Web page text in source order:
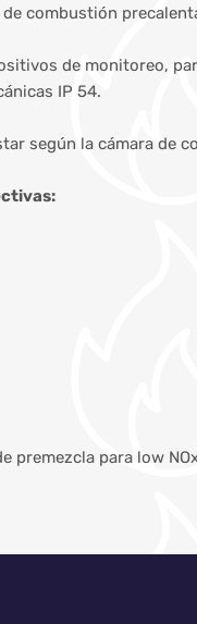
combustión
de monitoreo,
IP 54.
según la cámara de
premezcla para low